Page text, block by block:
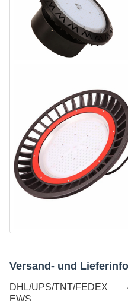
Versand- und
DHL/UPS/TNT/FEDEX
EWS